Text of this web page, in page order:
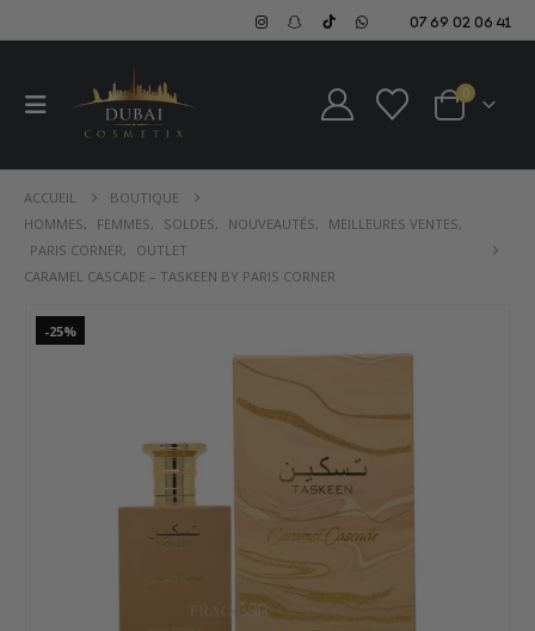
07 69 02 06 41
0
ACCUEIL
BOUTIQUE
HOMMES, FEMMES, SOLDES, NOUVEAUTÉS, MEILLEURES VENTES,
PARIS CORNER,
OUTLET
CARAMEL CASCADE – TASKEEN BY PARIS CORNER
-25%